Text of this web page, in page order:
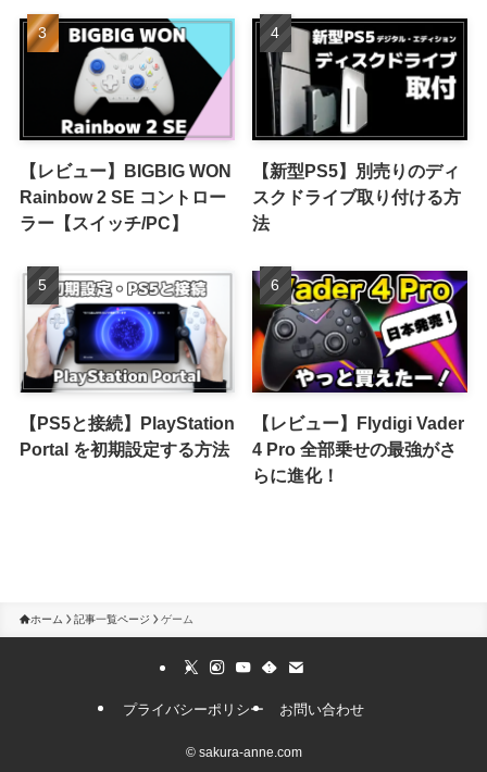
【レビュー】BIGBIG WON
Rainbow 2 SE コントロー
ラー【スイッチ/PC】
【新型PS5】別売りのディ
スクドライブ取り付ける方
法
【PS5と接続】PlayStation
Portal を初期設定する方法
【レビュー】Flydigi Vader
4 Pro 全部乗せの最強がさ
らに進化！
ホーム 記事一覧ページ ゲーム
プライバシーポリシー お問い合わせ
©sakura-anne.com